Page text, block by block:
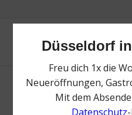
glore | Top Spots